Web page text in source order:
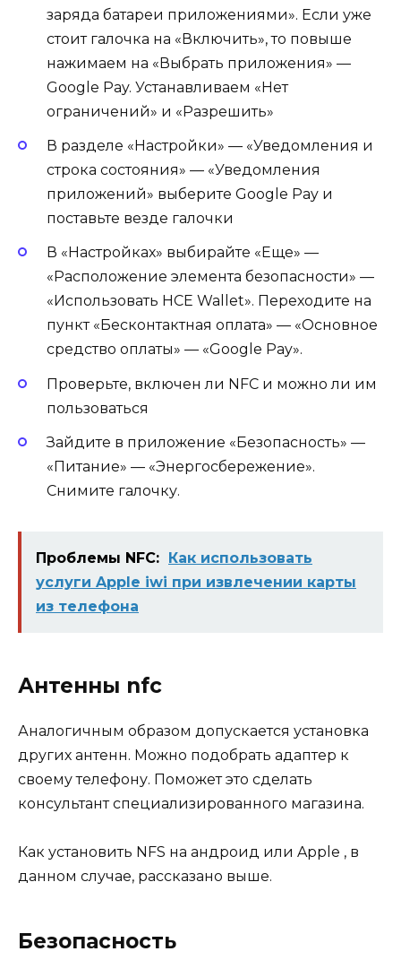
заряда батареи приложениями». Если уже
стоит галочка на «Включить», то повыше
нажимаем на «Выбрать приложения» —
Google Pay. Устанавливаем «Нет
ограничений» и «Разрешить»
В разделе «Настройки» — «Уведомления и
строка состояния» — «Уведомления
приложений» выберите Google Pay и
поставьте везде галочки
В «Настройках» выбирайте «Еще» —
«Расположение элемента безопасности» —
«Использовать HCE Wallet». Переходите на
пункт «Бесконтактная оплата» — «Основное
средство оплаты» — «Google Pay».
Проверьте, включен ли NFC и можно ли им
пользоваться
Зайдите в приложение «Безопасность» —
«Питание» — «Энергосбережение».
Снимите галочку.
Проблемы NFC: Как использовать
услуги Apple iwi при извлечении карты
из телефона
Антенны nfc
Аналогичным образом допускается установка
других антенн. Можно подобрать адаптер к
своему телефону. Поможет это сделать
консультант специализированного магазина.
Как установить NFS на андроид или Apple , в
данном случае, рассказано выше.
Безопасность